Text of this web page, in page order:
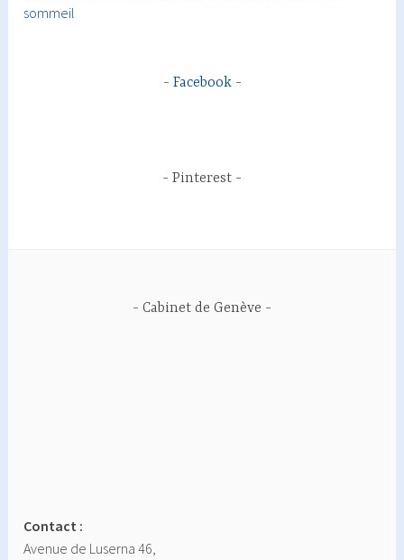
sommeil
Facebook
Pinterest
Cabinet de Genève
Contact :
Avenue de Luserna 46,